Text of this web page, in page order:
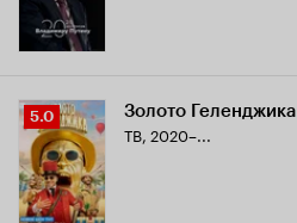
Рейтинг
Кинопоиска
5.0
5.0 Золото Геленджика
ТВ, 2020–...